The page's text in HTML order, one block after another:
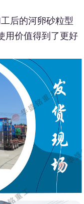
后的河卵砂粒型
用价值得到了更好